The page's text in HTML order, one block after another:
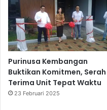
Purinusa Kembangan
Buktikan Komitmen, Serah
Terima Unit Tepat Waktu
23 Februari 2025